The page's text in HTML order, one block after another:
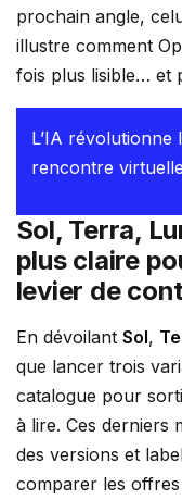
prochain angle,
illustre comment
fois plus lisible… et
L’IA
rencontre
Sol, Terra,
plus claire
levier de
En dévoilant Sol,
que lancer trois
catalogue pour
à lire. Ces derniers
des versions et
comparer les